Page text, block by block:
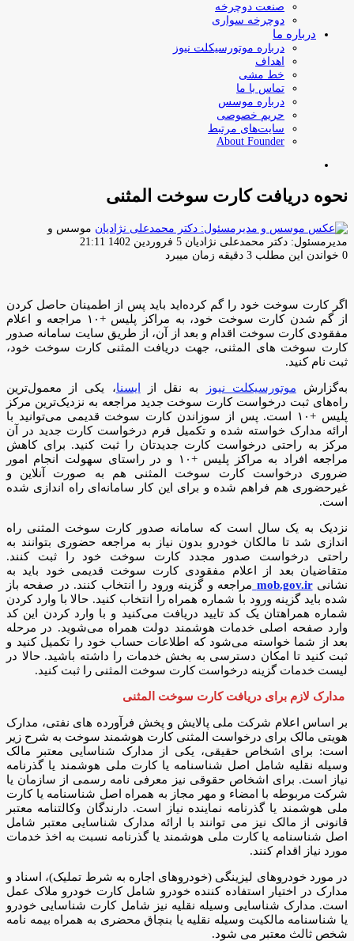
صنعت دوچرخه
دوچرخه سواری
درباره ما
درباره موتورسیکلت نیوز
اهداف
خط مشی
تماس با ما
درباره موسس
حریم خصوصی
سایت‌های مرتبط
About Founder
نحوه دریافت کارت سوخت المثنی
موسس و
مدیرمسئول: دکتر محمدعلی نژادیان ارسال
ایمیل
5 فروردین 1402 21:11
0 خواندن این مطلب 3 دقیقه زمان میبرد
اگر کارت سوخت خود را گم کرده‌اید باید پس از اطمینان حاصل کردن
از گم شدن کارت سوخت خود، به مراکز پلیس +۱۰ مراجعه و اعلام
مفقودی کارت سوخت اقدام و بعد از آن، از طریق سایت سامانه صدور
کارت سوخت های المثنی، جهت دریافت المثنی کارت سوخت خود،
ثبت نام کنید.
به‌گزارش موتورسیکلت نیوز به نقل از ایسنا، یکی از معمول‌ترین
راه‌های ثبت درخواست کارت سوخت جدید مراجعه به نزدیک‌ترین مرکز
پلیس +۱۰ است. پس از سوزاندن کارت سوخت قدیمی می‌توانید با
ارائه مدارک خواسته شده و تکمیل فرم درخواست کارت جدید در آن
مرکز به راحتی درخواست کارت جدیدتان را ثبت کنید. برای کاهش
مراجعه افراد به مراکز پلیس +۱۰ و در راستای سهولت انجام امور
ضروری درخواست کارت سوخت المثنی هم به صورت آنلاین و
غیرحضوری هم فراهم شده و برای این‌ کار سامانه‌ای راه اندازی شده
است.
نزدیک به یک سال است که سامانه صدور کارت سوخت المثنی راه
اندازی شد تا مالکان خودرو بدون نیاز به مراجعه حضوری بتوانند به
راحتی درخواست صدور مجدد کارت سوخت خود را ثبت کنند.
متقاضیان بعد از اعلام مفقودی کارت سوخت قدیمی خود باید به
نشانیmob.gov.ir مراجعه و گزینه ورود را انتخاب کنند. در صفحه باز
شده باید گزینه ورود با شماره همراه را انتخاب کنید. حالا با وارد کردن
شماره همراهتان یک کد تایید دریافت می‌کنید و با وارد کردن این کد
وارد صفحه اصلی خدمات هوشمند دولت همراه می‌شوید. در مرحله
بعد از شما خواسته می‌شود که اطلاعات حساب خود را تکمیل کنید و
ثبت کنید تا امکان دسترسی به بخش خدمات را داشته باشید. حالا در
لیست خدمات گزینه درخواست کارت سوخت المثنی را ثبت کنید.
مدارک لازم برای دریافت کارت سوخت المثنی
بر اساس اعلام شرکت ملی پالایش و پخش فرآورده های نفتی، مدارک
هویتی مالک برای درخواست المثنی کارت هوشمند سوخت به شرح زیر
است: برای اشخاص حقیقی، یکی از مدارک شناسایی معتبر مالک
وسیله نقلیه شامل اصل شناسنامه یا کارت ملی هوشمند یا گذرنامه
نیاز است. برای اشخاص حقوقی نیز معرفی نامه رسمی از سازمان یا
شرکت مربوطه با امضاء و مهر مجاز به همراه اصل شناسنامه یا کارت
ملی هوشمند یا گذرنامه نماینده نیاز است. دارندگان وکالتنامه معتبر
قانونی از مالک نیز می توانند با ارائه مدارک شناسایی معتبر شامل
اصل شناسنامه یا کارت ملی هوشمند یا گذرنامه نسبت به اخذ خدمات
مورد نیاز اقدام کنند.
در مورد خودروهای لیزینگی (خودروهای اجاره به شرط تملیک)، اسناد و
مدارک در اختیار استفاده کننده خودرو شامل کارت خودرو ملاک عمل
است. مدارک شناسایی وسیله نقلیه نیز شامل کارت شناسایی خودرو
یا شناسنامه مالکیت وسیله نقلیه یا بنچاق محضری به همراه بیمه نامه
شخص ثالث معتبر می شود.